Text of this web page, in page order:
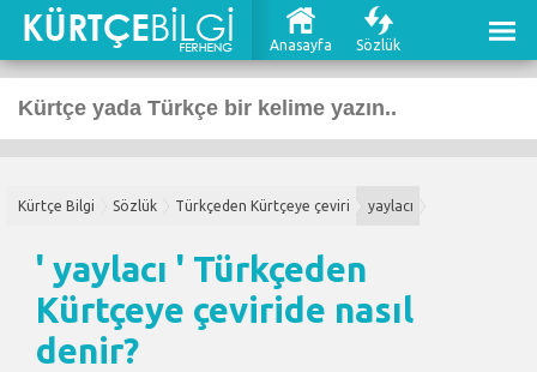
Anasayfa Sözlük
Kürtçe Bilgi Sözlük Türkçeden Kürtçeye çeviri yaylacı
' yaylacı ' Türkçeden
Kürtçeye çeviride nasıl
denir?